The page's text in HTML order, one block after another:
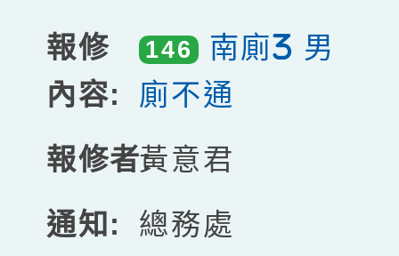
146
南廁3 男
廁不通
黃意君
總務處